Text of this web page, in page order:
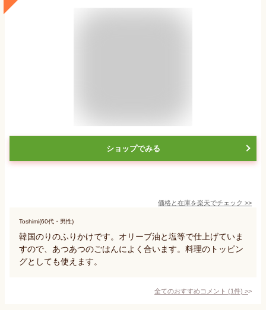
ショップでみる
価格と在庫を楽天でチェック >>
Toshimi(60代・男性)
韓国のりのふりかけです。オリーブ油と塩等で仕上げていま
すので、あつあつのごはんによく合います。料理のトッピン
グとしても使えます。
全てのおすすめコメント (1件) >